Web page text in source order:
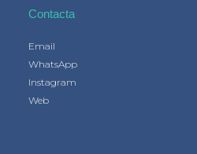
Contacta
Email
WhatsApp
Instagram
Web